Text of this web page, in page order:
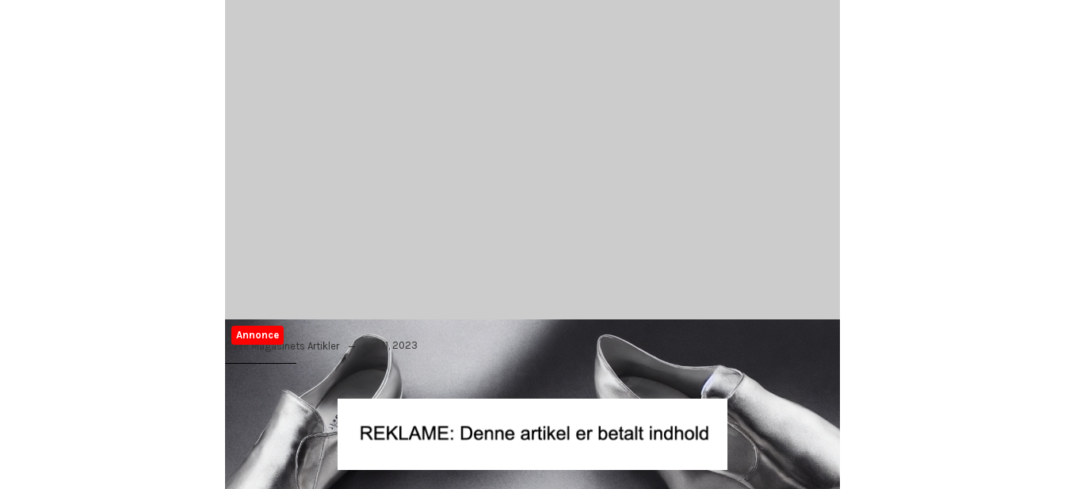
Annonce
Gave Magasinets Artikler
juni 11, 2023